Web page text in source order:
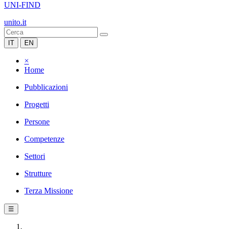
UNI-FIND
unito.it
IT EN
×
Home
Pubblicazioni
Progetti
Persone
Competenze
Settori
Strutture
Terza Missione
☰